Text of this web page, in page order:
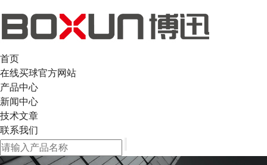
首页
在线买球官方网站
产品中心
新闻中心
技术文章
联系我们